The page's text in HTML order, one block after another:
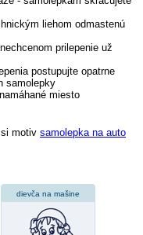
liehom odmastenú
prilepenie už
postupujte opatrne
samolepky
miesto
motiv samolepka na auto
dievča na mašine